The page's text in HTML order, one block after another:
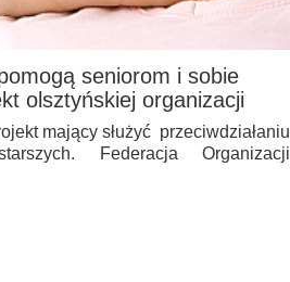
seniorom i sobie
olsztyńskiej organizacji
mający służyć przeciwdziałaniu
Federacja Organizacji